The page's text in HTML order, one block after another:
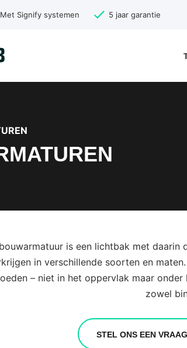
Met Signify systemen 5 jaar garantie
is een lichtbak met
in verschillende soorten en
– niet in het oppervlak maar
zowel
STEL ONS EEN VRAAG